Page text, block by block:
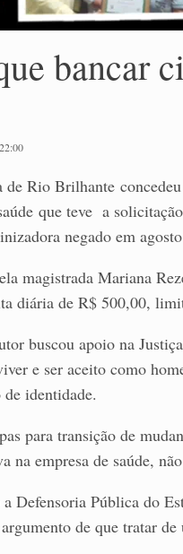
bancar
Rio Brilhante
que teve a
negado em
magistrada Mariana
diária de R$ 500,00,
buscou apoio na
e ser aceito como
identidade.
para transição de
na empresa de saúde,
Defensoria Pública do
de que tratar